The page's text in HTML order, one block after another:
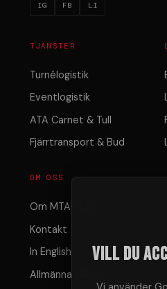
IG FB LI
TJÄNSTER
Turnélogistik
Eventlogistik
ATA Carnet & Tull
Fjärrtransport & Bud
OM OSS
Om MTAB LIVE
Kontakt
In English
Allmänna villkor
Vill du